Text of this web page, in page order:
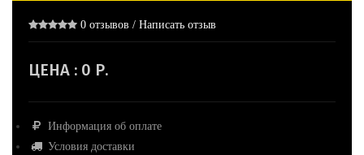
0 отзывов / Написать отзыв
ЦЕНА : 0 Р.
Информация об оплате
Условия доставки